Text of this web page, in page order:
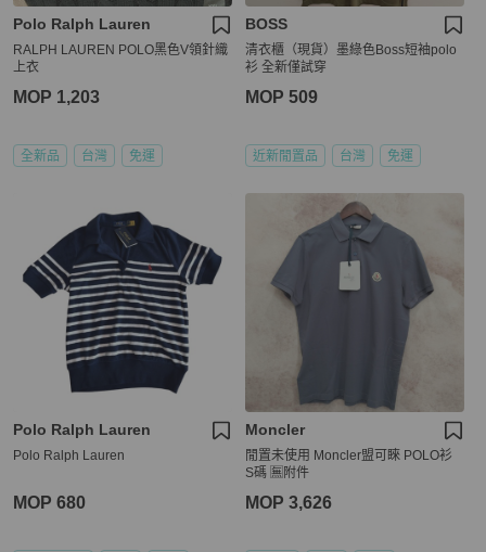
Polo Ralph Lauren
RALPH LAUREN POLO黑色V領針織
上衣
MOP 1,203
全新品 台灣 免運
BOSS
清衣櫃（現貨）墨綠色Boss短袖polo
衫 全新僅試穿
MOP 509
近新閒置品 台灣 免運
Polo Ralph Lauren
Polo Ralph Lauren
MOP 680
Moncler
閒置未使用 Moncler盟可睞 POLO衫
S碼 🈚附件
MOP 3,626